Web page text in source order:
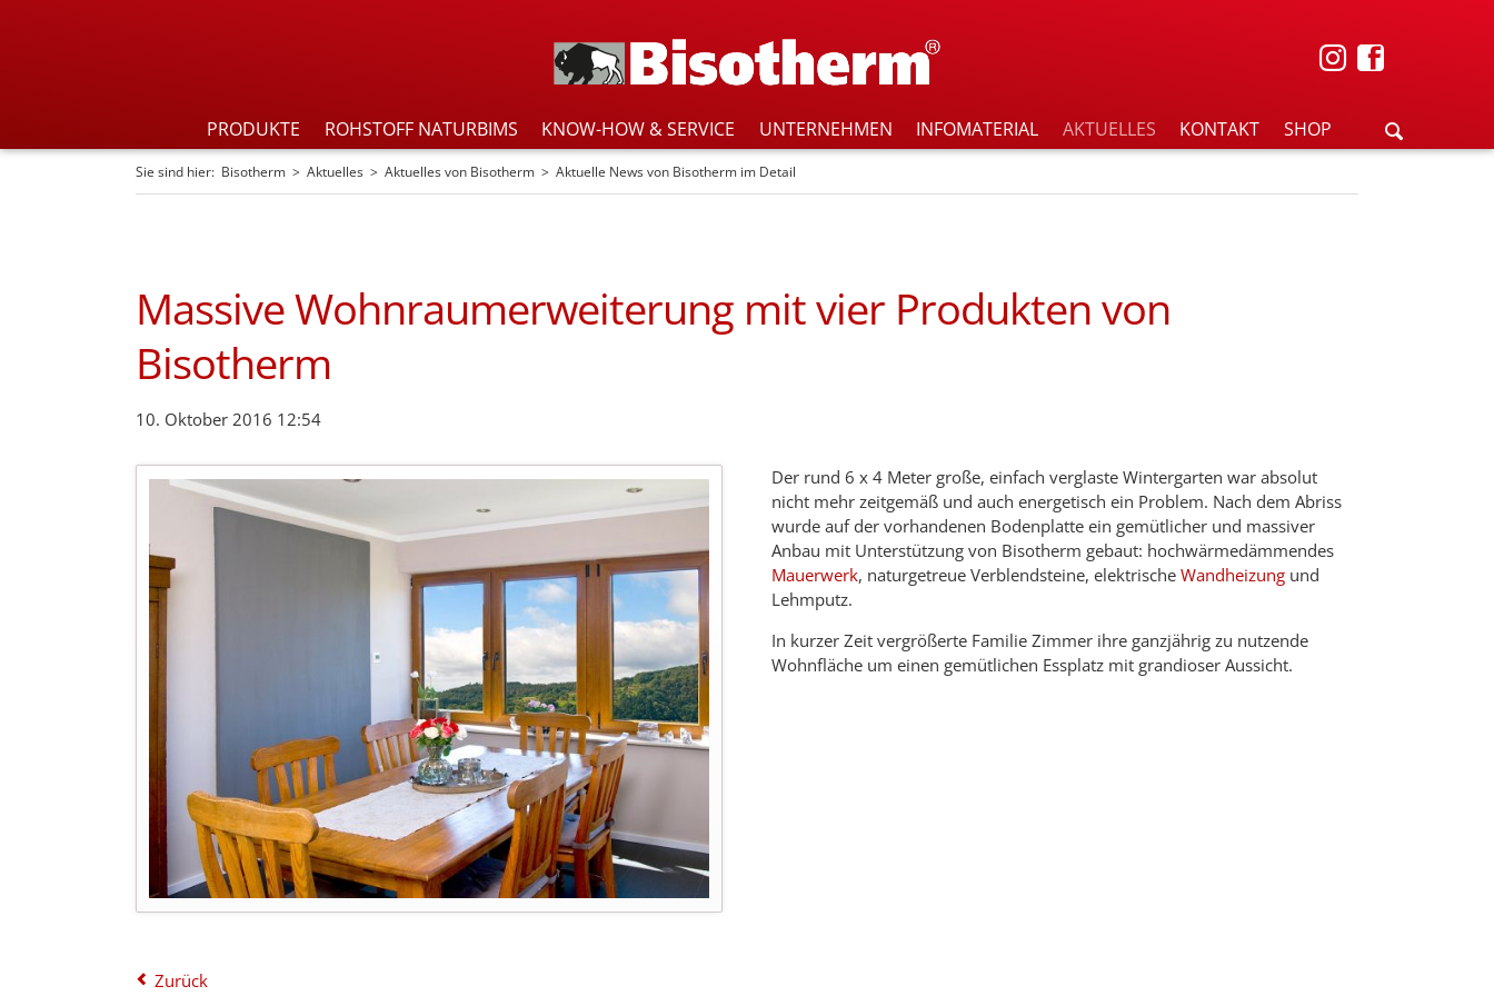
PRODUKTE ROHSTOFF NATURBIMS KNOW-HOW & SERVICE UNTERNEHMEN INFOMATERIAL AKTUELLES KONTAKT SHOP
Sie sind hier: Bisotherm Aktuelles Aktuelles von Bisotherm Aktuelle News von Bisotherm im Detail
Massive Wohnraumerweiterung mit vier Produkten von
Bisotherm
10. Oktober 2016 12:54
Der rund 6 x 4 Meter große, einfach verglaste Wintergarten war absolut
nicht mehr zeitgemäß und auch energetisch ein Problem. Nach dem Abriss
wurde auf der vorhandenen Bodenplatte ein gemütlicher und massiver
Anbau mit Unterstützung von Bisotherm gebaut: hochwärmedämmendes
Mauerwerk, naturgetreue Verblendsteine, elektrische Wandheizung und
Lehmputz.
In kurzer Zeit vergrößerte Familie Zimmer ihre ganzjährig zu nutzende
Wohnfläche um einen gemütlichen Essplatz mit grandioser Aussicht.
Zurück